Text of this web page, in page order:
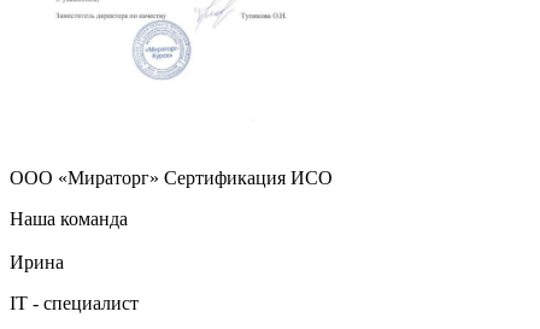
ООО «Мираторг» Сертификация ИСО
Наша команда
Ирина
IT - специалист